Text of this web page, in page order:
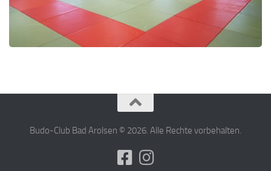
Budo-Club Bad Arolsen © 2026. Alle Rechte vorbehalten.